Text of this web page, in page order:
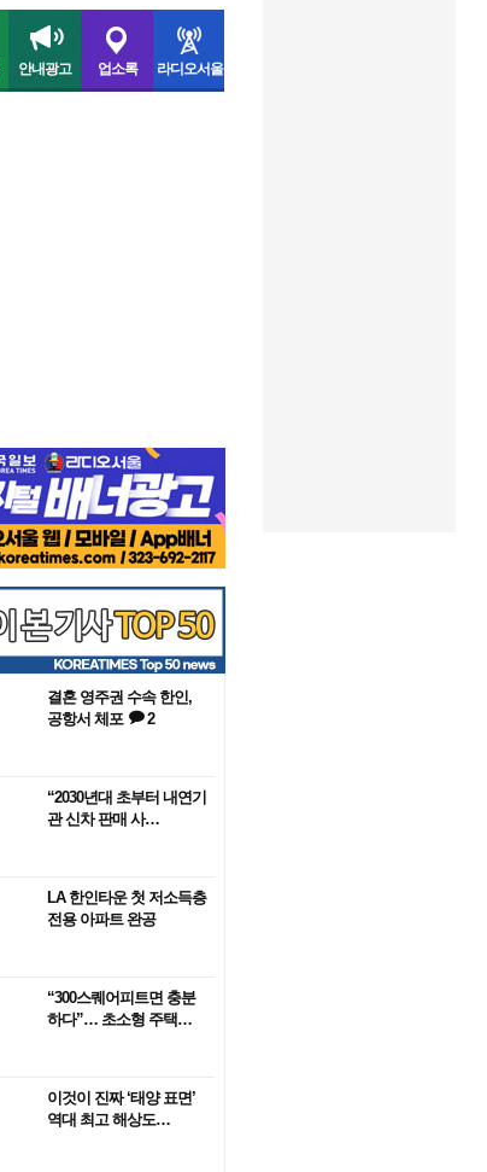
안내광고 업소록 라디오서울
결혼 영주권 수속 한인,
공항서 체포
2
“2030년대 초부터 내연기
관 신차 판매 사…
LA 한인타운 첫 저소득층
전용 아파트 완공
“300스퀘어피트면 충분
하다”… 초소형 주택…
이것이 진짜 ‘태양 표면’
역대 최고 해상도…